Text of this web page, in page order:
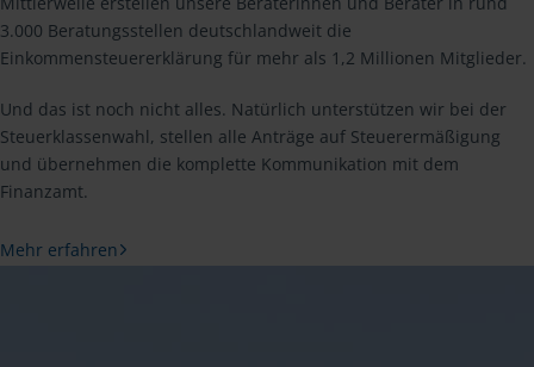
3.000 Beratungsstellen deutschlandweit die
Einkommensteuererklärung für mehr als 1,2 Millionen Mitglieder.
Und das ist noch nicht alles. Natürlich unterstützen wir bei der
Steuerklassenwahl, stellen alle Anträge auf Steuerermäßigung
und übernehmen die komplette Kommunikation mit dem
Finanzamt.
Mehr erfahren